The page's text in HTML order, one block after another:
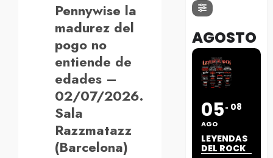
Pennywise la
madurez del
pogo no
entiende de
edades –
02/07/2026.
Sala
Razzmatazz
(Barcelona)
AGOSTO
05
AGO
08
LEYENDAS
DEL ROCK